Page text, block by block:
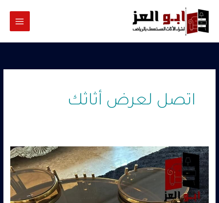
المحتوى
اتصل لعرض أثاثك
شراء
طاولات
وكراسي
مطاعم
مستعملة